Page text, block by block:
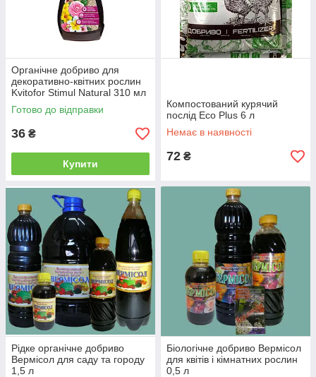
Органічне добриво для
декоративно-квітних рослин
Kvitofor Stimul Natural 310 мл
Готово до відправки
36 ₴
Купити
Компостований курячий
послід Eco Plus 6 л
Немає в наявності
72 ₴
Рідке органічне добриво
Вермісол для саду та городу
1,5 л
Біологічне добриво Вермісол
для квітів і кімнатних рослин
0,5 л